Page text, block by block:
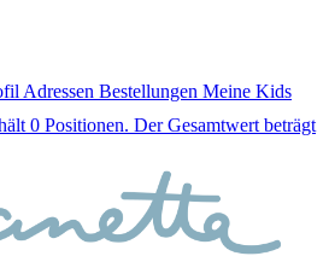
Adressen Bestellungen Meine Kids
0 Positionen. Der Gesamtwert beträgt